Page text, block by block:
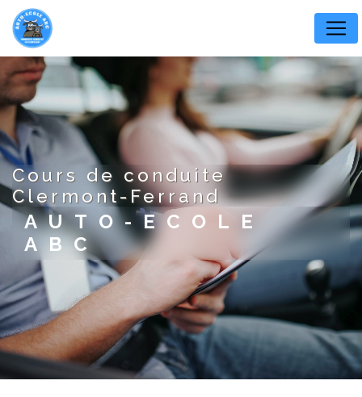
cours de conduite
Clermont-Ferrand
AUTO-ECOLE
ABC
Panneau de gestion des cookies